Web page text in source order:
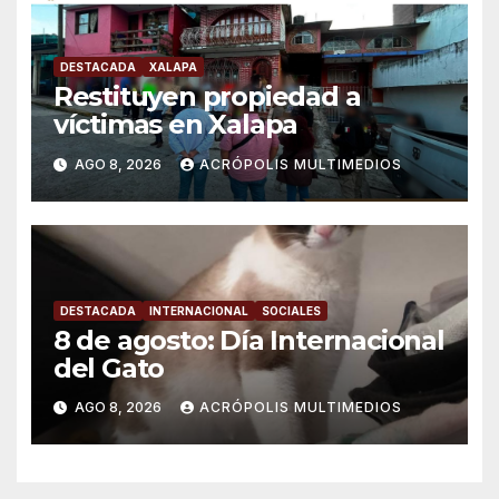
DESTACADA XALAPA
Restituyen propiedad a
víctimas en Xalapa
AGO 8, 2026 ACRÓPOLIS MULTIMEDIOS
DESTACADA INTERNACIONAL SOCIALES
8 de agosto: Día Internacional
del Gato
AGO 8, 2026 ACRÓPOLIS MULTIMEDIOS